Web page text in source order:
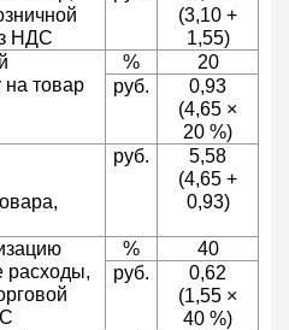
НДС
(3,10 +
1,55)
на товар
%
20
руб.
0,93
(4,65 ×
20 %)
руб.
5,58
(4,65 +
0,93)
расходы,
%
40
руб.
0,62
(1,55 ×
40 %)